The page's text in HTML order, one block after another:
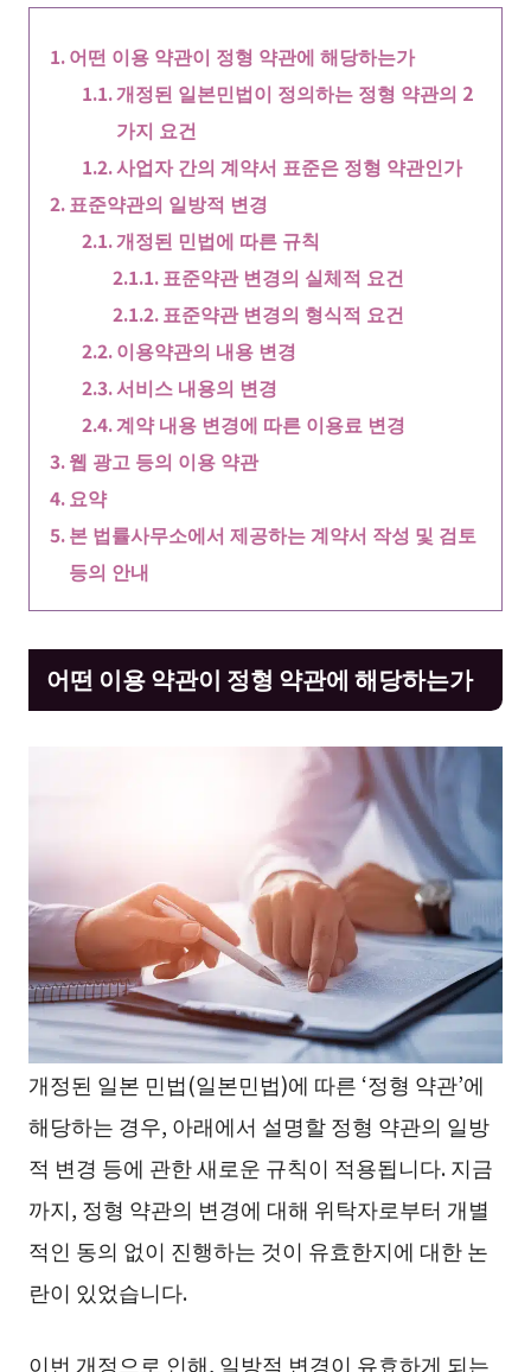
어떤 이용 약관이 정형 약관에 해당하는가
개정된 일본민법이 정의하는 정형 약관의 2
가지 요건
사업자 간의 계약서 표준은 정형 약관인가
표준약관의 일방적 변경
개정된 민법에 따른 규칙
표준약관 변경의 실체적 요건
표준약관 변경의 형식적 요건
이용약관의 내용 변경
서비스 내용의 변경
계약 내용 변경에 따른 이용료 변경
웹 광고 등의 이용 약관
요약
본 법률사무소에서 제공하는 계약서 작성 및 검토
등의 안내
어떤 이용 약관이 정형 약관에 해당하는가
개정된 일본 민법(일본민법)에 따른 ‘정형 약관’에
해당하는 경우, 아래에서 설명할 정형 약관의 일방
적 변경 등에 관한 새로운 규칙이 적용됩니다. 지금
까지, 정형 약관의 변경에 대해 위탁자로부터 개별
적인 동의 없이 진행하는 것이 유효한지에 대한 논
란이 있었습니다.
이번 개정으로 인해, 일방적 변경이 유효하게 되는